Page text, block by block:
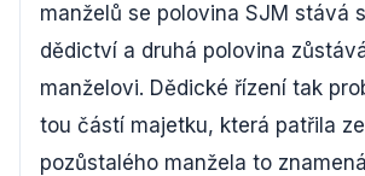
manželů se polovina SJM stává
dědictví a druhá polovina
manželovi. Dědické řízení tak
tou částí majetku, která patřila
pozůstalého manžela to